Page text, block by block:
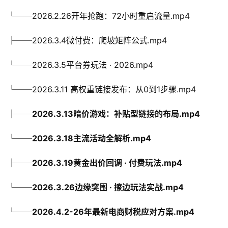
└──2026.2.26开年抢跑：72小时重启流量.mp4
├──2026.3.4微付费：爬坡矩阵公式.mp4
└──2026.3.5平台券玩法 · 2026.mp4
└──2026.3.11 高权重链接发布：从0到1步骤.mp4
├──2026.3.13暗价游戏：补贴型链接的布局.mp4
└──2026.3.18主流活动全解析.mp4
├──2026.3.19黄金出价回调 · 付费玩法.mp4
└──2026.3.26边缘突围 · 擦边玩法实战.mp4
└──2026.4.2-26年最新电商财税应对方案.mp4